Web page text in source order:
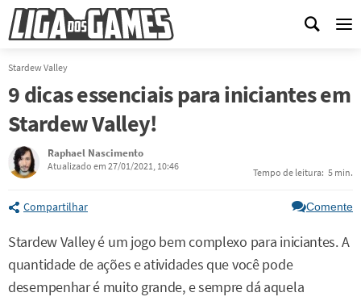
Stardew Valley
9 dicas essenciais para iniciantes em
Stardew Valley!
Raphael Nascimento
Atualizado em 27/01/2021, 10:46
Tempo de leitura: 5 min.
Compartilhar Comente
Stardew Valley é um jogo bem complexo para iniciantes. A
quantidade de ações e atividades que você pode
desempenhar é muito grande, e sempre dá aquela